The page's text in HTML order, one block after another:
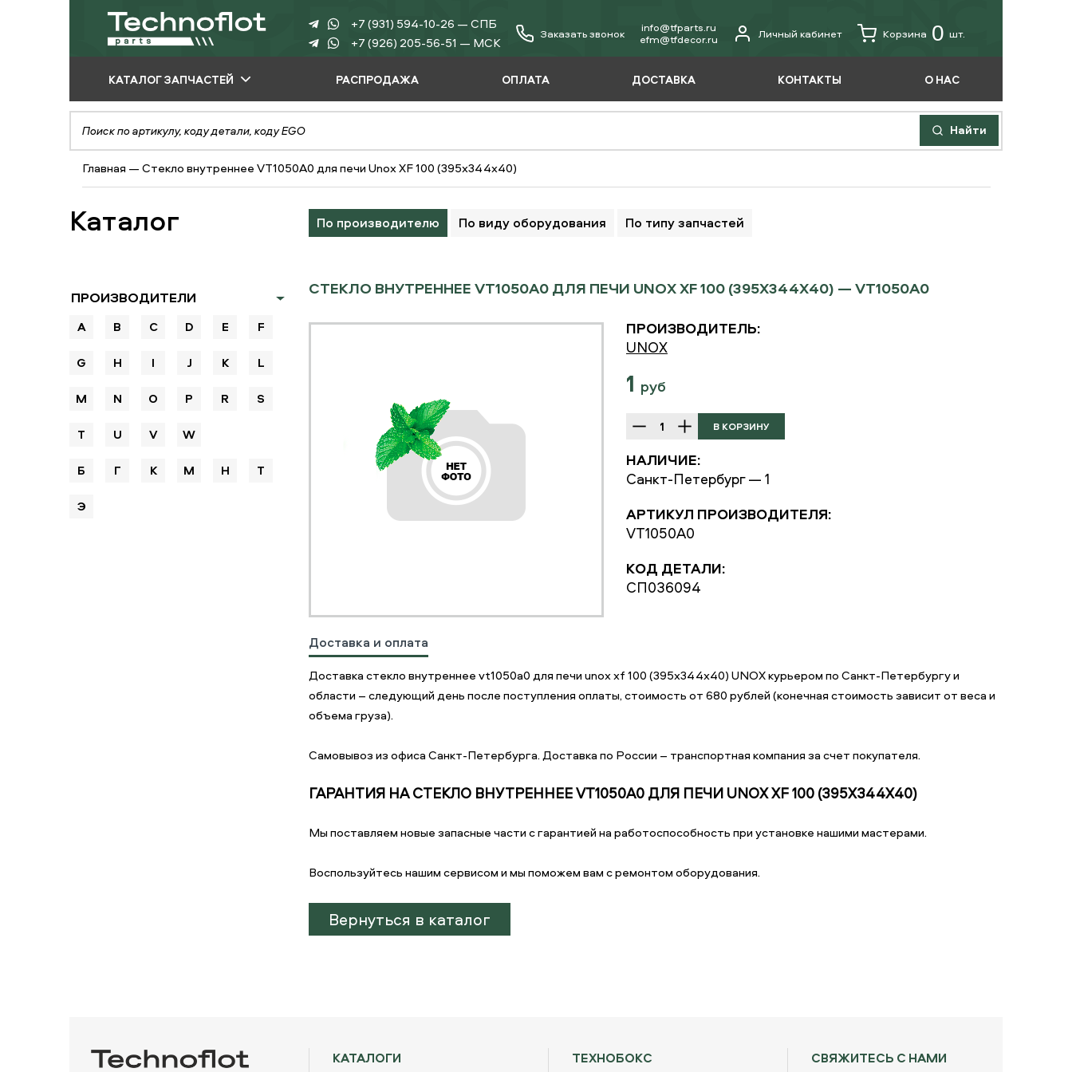
+7 (931) 594-10-26 — СПБ
+7 (926) 205-56-51 — МСК
Заказать звонок
info@tfparts.ru
еfm@tfdecor.ru
Личный кабинет Корзина 0 шт.
КАТАЛОГ ЗАПЧАСТЕЙ
ПО ПРОИЗВОДИТЕЛЮ
ПО ВИДУ
ОБОРУДОВАНИЯ
ПО ТИПУ ЗАПЧАСТЕЙ
РАСПРОДАЖА ОПЛАТА ДОСТАВКА КОНТАКТЫ О НАС
Найти
Главная —Стекло внутреннее VT1050A0 для печи Unox XF 100 (395х344х40)
Каталог По производителю По виду оборудования По типу запчастей
ПРОИЗВОДИТЕЛИ
A B C D E F
G H I J K L
M N O P R S
T U V W
Б Г К М Н Т
Э
СТЕКЛО ВНУТРЕННЕЕ VT1050A0 ДЛЯ ПЕЧИ UNOX XF 100 (395Х344Х40) — VT1050A0
ПРОИЗВОДИТЕЛЬ:
UNOX
1 руб
НАЛИЧИЕ:
Санкт-Петербург — 1
АРТИКУЛ ПРОИЗВОДИТЕЛЯ:
VT1050A0
КОД ДЕТАЛИ:
СП036094
Доставка и оплата
Доставка стекло внутреннее vt1050a0 для печи unox xf 100 (395х344х40) UNOX курьером по Санкт-Петербургу и
области – следующий день после поступления оплаты, стоимость от 680 рублей (конечная стоимость зависит от веса и
объема груза).
Самовывоз из офиса Санкт-Петербурга. Доставка по России – транспортная компания за счет покупателя.
ГАРАНТИЯ НА СТЕКЛО ВНУТРЕННЕЕ VT1050A0 ДЛЯ ПЕЧИ UNOX XF 100 (395Х344Х40)
Мы поставляем новые запасные части с гарантией на работоспособность при установке нашими мастерами.
Воспользуйтесь нашим сервисом и мы поможем вам с ремонтом оборудования.
Вернуться в каталог
СВЯЖИТЕСЬ С НАМИ
ТЕХНОБОКС
КАТАЛОГИ